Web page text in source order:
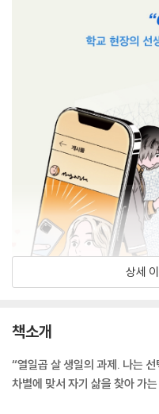
상세
책소개
“열일곱 살 생일의 과제. 나는
차별에 맞서 자기 삶을 찾아 가